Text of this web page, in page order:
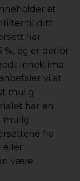
et
til ditt
har
%, og er derfor
inneklima.
vi at
mulig
har en
mulig
fra
eller
være